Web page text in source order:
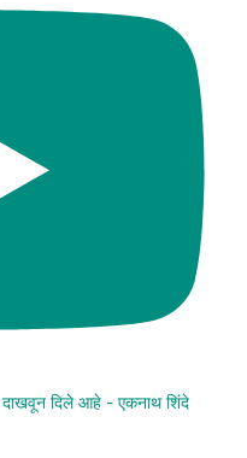
दाखवून दिले आहे - एकनाथ शिंदे